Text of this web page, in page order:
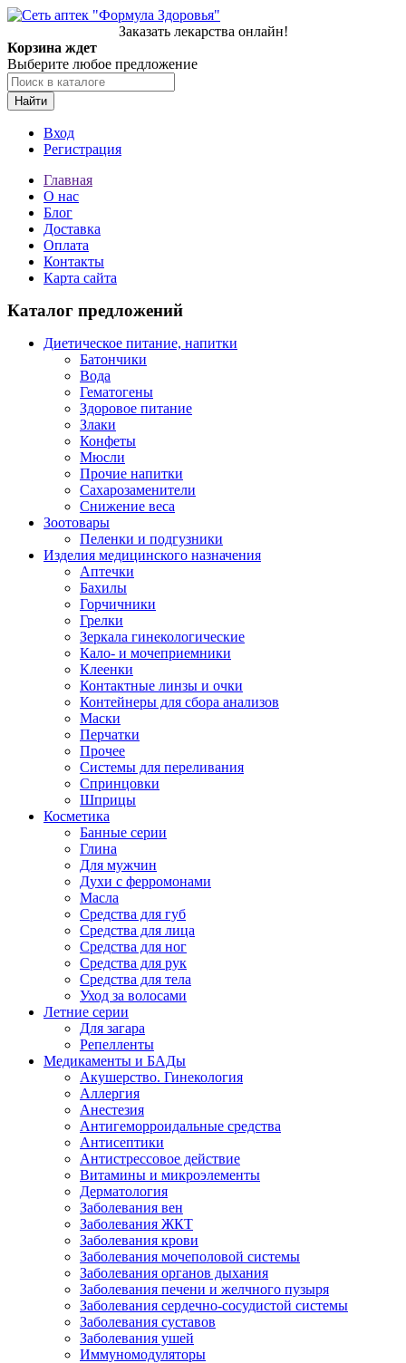
Заказать лекарства онлайн!
Корзина ждет
Выберите любое предложение
Найти
Вход
Регистрация
Главная
О нас
Блог
Доставка
Оплата
Контакты
Карта сайта
Каталог предложений
Диетическое питание, напитки
Батончики
Вода
Гематогены
Здоровое питание
Злаки
Конфеты
Мюсли
Прочие напитки
Сахарозаменители
Снижение веса
Зоотовары
Пеленки и подгузники
Изделия медицинского назначения
Аптечки
Бахилы
Горчичники
Грелки
Зеркала гинекологические
Кало- и мочеприемники
Клеенки
Контактные линзы и очки
Контейнеры для сбора анализов
Маски
Перчатки
Прочее
Системы для переливания
Спринцовки
Шприцы
Косметика
Банные серии
Глина
Для мужчин
Духи с ферромонами
Масла
Средства для губ
Средства для лица
Средства для ног
Средства для рук
Средства для тела
Уход за волосами
Летние серии
Для загара
Репелленты
Медикаменты и БАДы
Акушерство. Гинекология
Аллергия
Анестезия
Антигеморроидальные средства
Антисептики
Антистрессовое действие
Витамины и микроэлементы
Дерматология
Заболевания вен
Заболевания ЖКТ
Заболевания крови
Заболевания мочеполовой системы
Заболевания органов дыхания
Заболевания печени и желчного пузыря
Заболевания сердечно-сосудистой системы
Заболевания суставов
Заболевания ушей
Иммуномодуляторы